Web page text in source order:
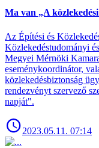
Ma van „A
Az Építési és
Közlekedéstudományi
Megyei Mérnöki
eseménykoordinátor,
közlekedésbiztonság
rendezvényt szervező
napját".
2023.05.11. 07:14